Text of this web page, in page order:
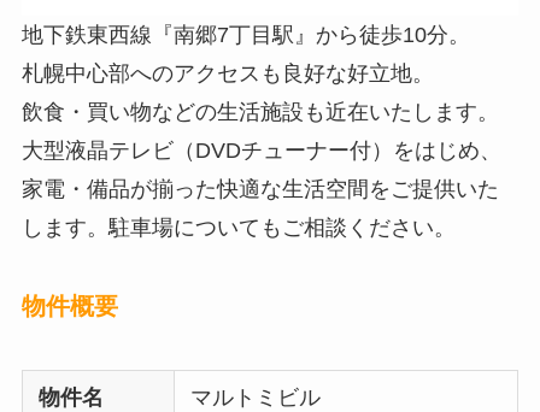
地下鉄東西線『南郷7丁目駅』から徒歩10分。
札幌中心部へのアクセスも良好な好立地。
飲食・買い物などの生活施設も近在いたします。
大型液晶テレビ（DVDチューナー付）をはじめ、
家電・備品が揃った快適な生活空間をご提供いた
します。駐車場についてもご相談ください。
物件概要
物件名 マルトミビル